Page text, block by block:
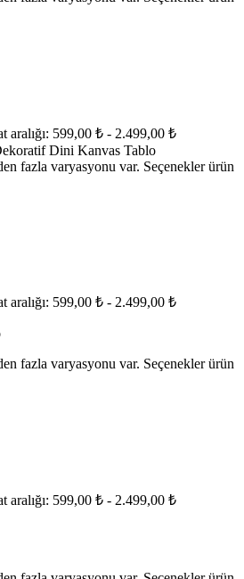
aralığı: 599,00 ₺ - 2.499,00 ₺
Dini Kanvas Tablo
fazla varyasyonu var. Seçenekler ürün
aralığı: 599,00 ₺ - 2.499,00 ₺
fazla varyasyonu var. Seçenekler ürün
aralığı: 599,00 ₺ - 2.499,00 ₺